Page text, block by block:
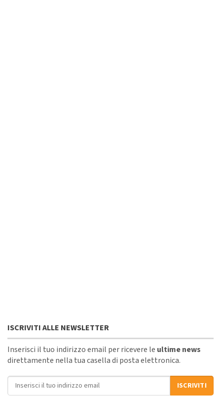
ISCRIVITI ALLE NEWSLETTER
Inserisci il tuo indirizzo email per ricevere le ultime news
direttamente nella tua casella di posta elettronica.
Indirizzo email
ISCRIVITI